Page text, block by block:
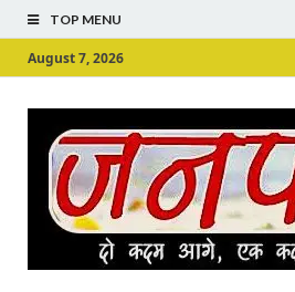
TOP MENU
August 7, 2026